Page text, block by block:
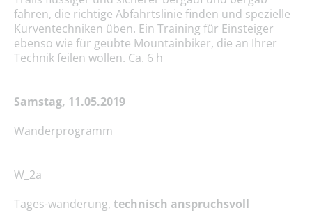
fahren, die richtige Abfahrtslinie finden und spezielle
Kurventechniken üben. Ein Training für Einsteiger
ebenso wie für geübte Mountainbiker, die an Ihrer
Technik feilen wollen. Ca. 6 h
Samstag, 11.05.2019
Wanderprogramm
W_2a
Tages-wanderung, technisch anspruchsvoll